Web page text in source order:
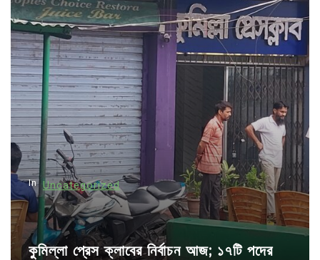
v
i
g
a
t
i
o
n
In Uncategorized
কুমিল্লা প্রেস ক্লাবের নির্বাচন আজ; ১৭টি পদের